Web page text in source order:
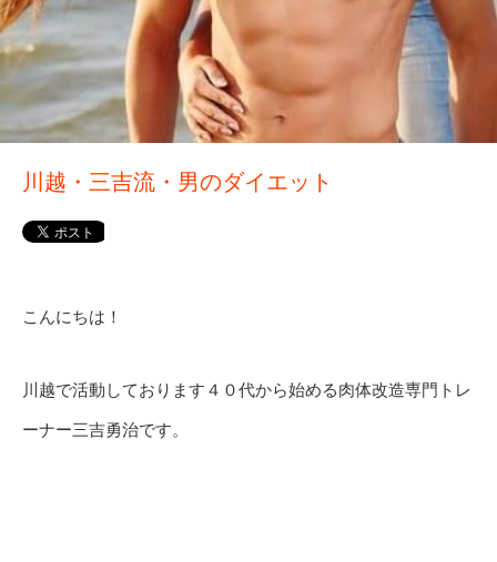
川越・三吉流・男のダイエット
こんにちは！
川越で活動しております４０代から始める肉体改造専門トレ
ーナー三吉勇治です。